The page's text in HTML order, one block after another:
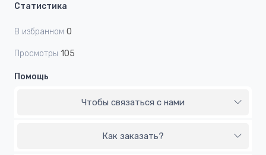
Статистика
В избранном 0
Просмотры 105
Помощь
Чтобы связаться с нами
Как заказать?